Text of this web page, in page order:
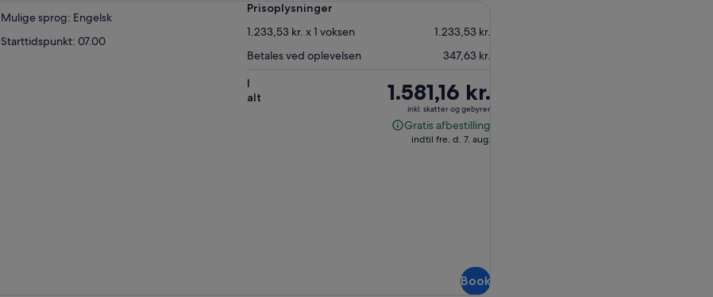
Mulige sprog: Engelsk
Starttidspunkt: 07.00
Prisoplysninger
1.233,53 kr. x 1 voksen
1.233,53 kr.
Betales ved oplevelsen
347,63 kr.
I
alt
Prisen
er
1.581,16 kr.
1.581,16 kr.
inkl. skatter og gebyrer
Gratis afbestilling
Gratis
indtil fre. d. 7. aug.
Book